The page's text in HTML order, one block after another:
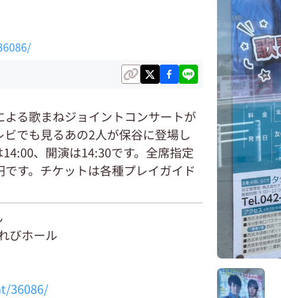
る歌まねジョイントコンサートが
でも見るあの2人が保谷に登場し
、開演は14:30です。全席指定
す。チケットは各種プレイガイド
びホール
36086/